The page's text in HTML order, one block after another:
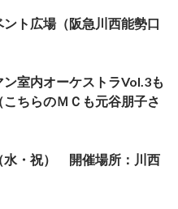
ト広場（阪急川西能勢口
室内オーケストラVol.3も
ちらのＭＣも元谷朋子さ
水・祝） 開催場所：川西